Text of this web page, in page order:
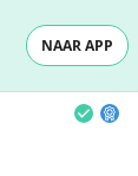
NAAR APP